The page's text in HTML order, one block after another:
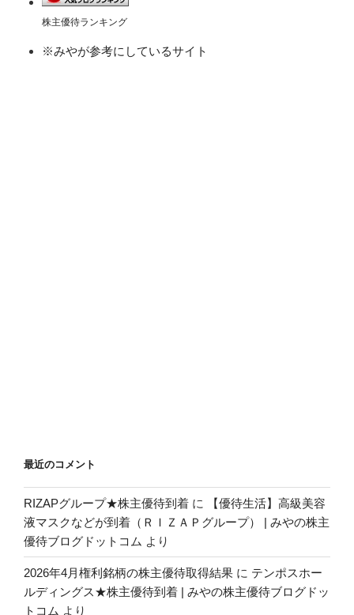
株主優待ランキング
※みやが参考にしているサイト
最近のコメント
RIZAPグループ★株主優待到着 に
【優待生活】高級美容
液マスクなどが到着（ＲＩＺＡＰグループ） | みやの株主
優待ブログドットコム より
2026年4月権利銘柄の株主優待取得結果 に テンポスホー
ルディングス★株主優待到着 | みやの株主優待ブログドッ
トコム より